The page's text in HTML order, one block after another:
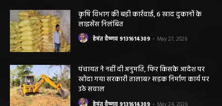
कृषि विभाग की बड़ी कार्रवाई, 6 खाद दुकानों के
लाइसेंस निलंबित
हेमंत वैष्णव 9131614309 - May 27, 2026
पंचायत ने नहीं दी अनुमति, फिर किसके आदेश पर
खोदा गया सरकारी तालाब? सड़क निर्माण कार्य पर
उठे सवाल